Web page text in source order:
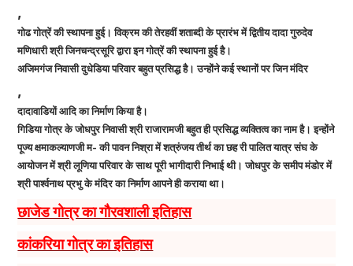
गोढ गोत्रें की स्थापना हुई। विक्रम की तेरहवीं शताब्दी के प्रारंभ में द्वितीय दादा गुरुदेव
मणिधारी श्री जिनचन्द्रसूरि द्वारा इन गोत्रें की स्थापना हुई है।
अजिमगंज निवासी दुधेडिया परिवार बहुत प्रसिद्ध है। उन्होंने कई स्थानों पर जिन मंदिर
दादावाडियों आदि का निर्माण किया है।
गिडिया गोत्र के जोधपुर निवासी श्री राजारामजी बहुत ही प्रसिद्ध व्यक्तित्व का नाम है। इन्होंने
पूज्य क्षमाकल्याणजी म- की पावन निश्रा में शत्रुंजय तीर्थ का छह री पालित यात्र संघ के
आयोजन में श्री लूणिया परिवार के साथ पूरी भागीदारी निभाई थी। जोधपुर के समीप मंडोर में
श्री पार्श्वनाथ प्रभु के मंदिर का निर्माण आपने ही कराया था।
छाजेड गोत्र का गौरवशाली इतिहास
कांकरिया गोत्र का इतिहास